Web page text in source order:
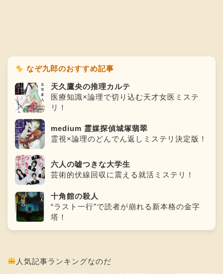
なぞ九郎のおすすめ記事
天久鷹央の推理カルテ
医療知識×論理で切り込む天才女医ミステ
リ！
medium 霊媒探偵城塚翡翠
霊視×論理のどんでん返しミステリ決定版！
六人の嘘つきな大学生
芸術的伏線回収に震える就活ミステリ！
十角館の殺人
“ラスト一行”で読者が崩れる新本格の金字
塔！
人気記事ランキングなのだ